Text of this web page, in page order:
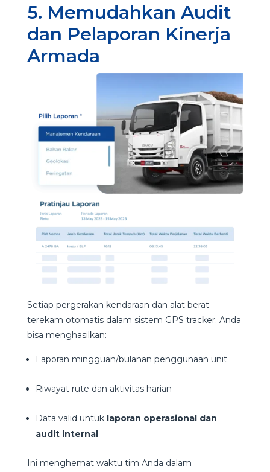
5. Memudahkan Audit
dan Pelaporan Kinerja
Armada
Setiap pergerakan kendaraan dan alat berat
terekam otomatis dalam sistem GPS tracker. Anda
bisa menghasilkan:
Laporan mingguan/bulanan penggunaan unit
Riwayat rute dan aktivitas harian
Data valid untuk laporan operasional dan
audit internal
Ini menghemat waktu tim Anda dalam